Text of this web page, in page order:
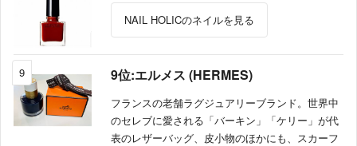
NAIL HOLICのネイルを見る
9 9位:エルメス (HERMES)
フランスの老舗ラグジュアリーブランド。世界中
のセレブに愛される「バーキン」「ケリー」が代
表のレザーバッグ、皮小物のほかにも、スカーフ